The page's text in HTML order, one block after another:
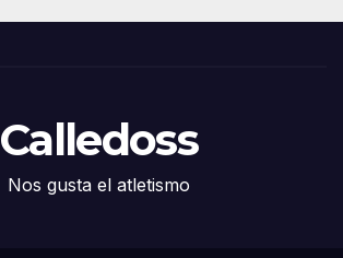
Calledoss
Nos gusta el atletismo